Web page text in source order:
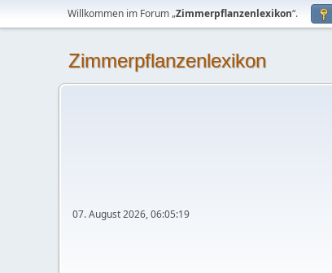
Willkommen im Forum „Zimmerpflanzenlexikon“.
Zimmerpflanzenlexikon
07. August 2026, 06:05:19